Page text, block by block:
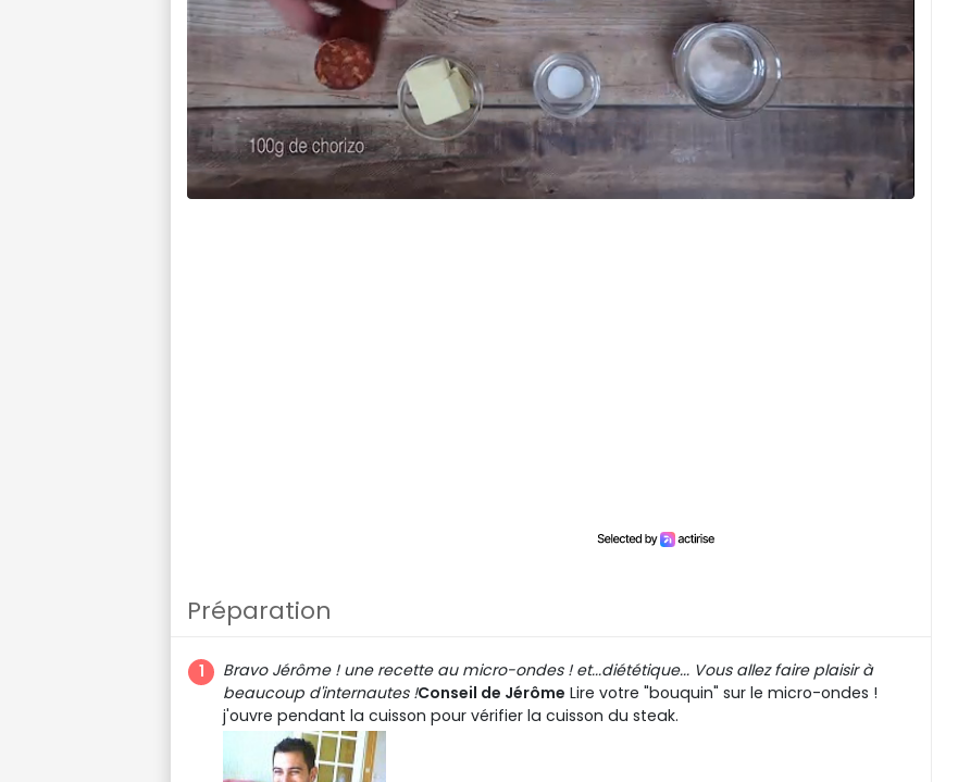
Préparation
Bravo Jérôme ! une recette au micro-ondes ! et...diététique... Vous allez faire plaisir à
beaucoup d'internautes !Conseil de Jérôme Lire votre "bouquin" sur le micro-ondes !
j'ouvre pendant la cuisson pour vérifier la cuisson du steak.